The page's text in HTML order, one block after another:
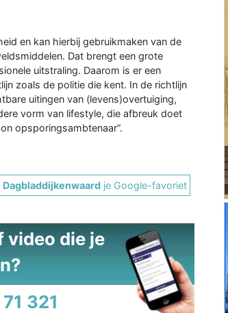
en kan hierbij gebruikmaken van de
Dat brengt een grote
uitstraling. Daarom is er een
zoals de politie die kent. In de richtlijn
uitingen van (levens)overtuiging,
vorm van lifestyle, die afbreuk doet
opsporingsambtenaar”.
Dagbladdijkenwaard je Google-favoriet
video die je
321